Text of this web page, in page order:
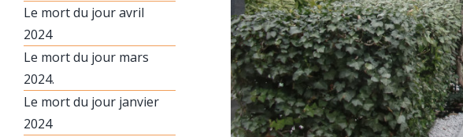
Le mort du jour avril
2024
Le mort du jour mars
2024.
Le mort du jour janvier
2024